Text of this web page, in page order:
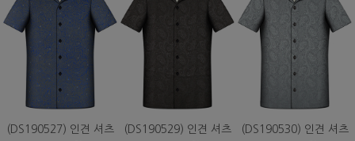
(DS190527) 인견 셔츠 (DS190529) 인견 셔츠 (DS190530) 인견 셔츠